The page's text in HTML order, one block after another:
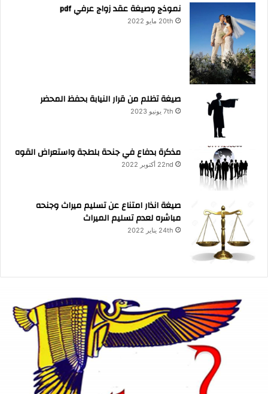
نموذج وصيغة عقد زواج عرفي pdf
20th مايو 2022
صيغة تظلم من قرار النيابة بحفظ المحضر
7th يونيو 2023
مذكرة بدفاع في جنحة بلطجة واستعراض القوه
22nd أكتوبر 2022
صيغة انذار امتناع عن تسليم ميراث وجنحه
مباشره لعدم تسليم الميراث
24th يناير 2022